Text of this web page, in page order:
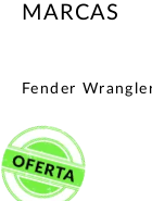
MARCAS
Fender